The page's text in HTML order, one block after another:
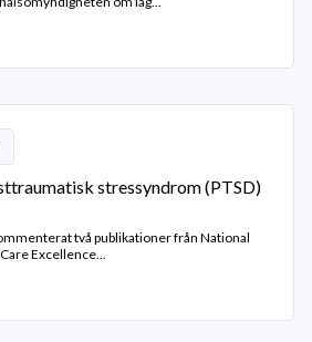
stressyndrom (PTSD)
två publikationer från National
Excellence...